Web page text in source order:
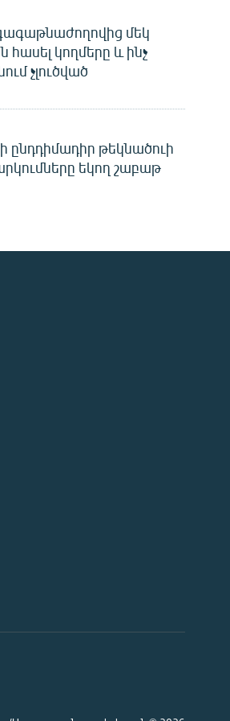
մեկ
հասել կողմերը և ինչ
չլուծված
թեկնածուի
եկող շաբաթ